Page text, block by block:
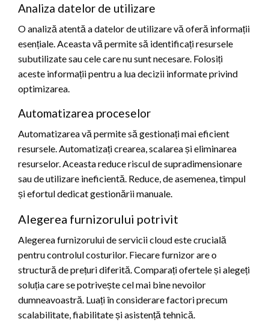
Analiza datelor de utilizare
O analiză atentă a datelor de utilizare vă oferă informații
esențiale. Aceasta vă permite să identificați resursele
subutilizate sau cele care nu sunt necesare. Folosiți
aceste informații pentru a lua decizii informate privind
optimizarea.
Automatizarea proceselor
Automatizarea vă permite să gestionați mai eficient
resursele. Automatizați crearea, scalarea și eliminarea
resurselor. Aceasta reduce riscul de supradimensionare
sau de utilizare ineficientă. Reduce, de asemenea, timpul
și efortul dedicat gestionării manuale.
Alegerea furnizorului potrivit
Alegerea furnizorului de servicii cloud este crucială
pentru controlul costurilor. Fiecare furnizor are o
structură de prețuri diferită. Comparați ofertele și alegeți
soluția care se potrivește cel mai bine nevoilor
dumneavoastră. Luați în considerare factori precum
scalabilitate, fiabilitate și asistență tehnică.